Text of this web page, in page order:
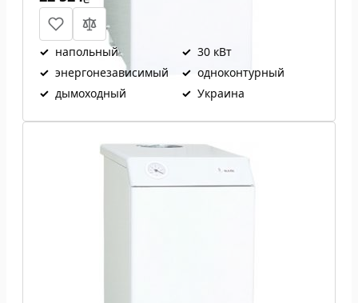
✓ напольный ✓ 30 кВт
✓ энергонезависимый ✓ одноконтурный
✓ дымоходный ✓ Украина